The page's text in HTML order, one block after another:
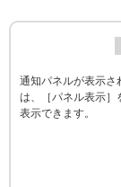
通知パネルが表示さ
は、［パネル表示］
表示できます。